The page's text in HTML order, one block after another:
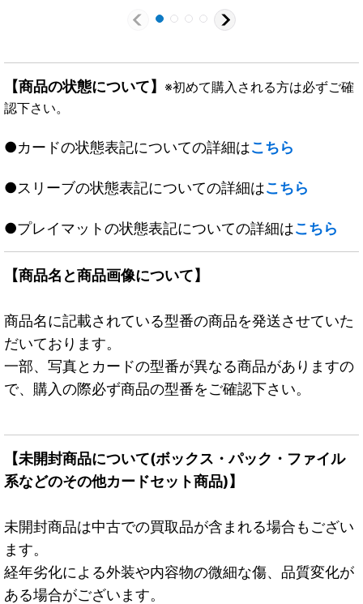
【商品の状態について】 ※初めて購入される方は必ずご確
認下さい。
●カードの状態表記についての詳細はこちら
●スリーブの状態表記についての詳細はこちら
●プレイマットの状態表記についての詳細はこちら
【商品名と商品画像について】
商品名に記載されている型番の商品を発送させていた
だいております。
一部、写真とカードの型番が異なる商品がありますの
で、購入の際必ず商品の型番をご確認下さい。
【未開封商品について(ボックス・パック・ファイル
系などのその他カードセット商品)】
未開封商品は中古での買取品が含まれる場合もござい
ます。
経年劣化による外装や内容物の微細な傷、品質変化が
ある場合がございます。